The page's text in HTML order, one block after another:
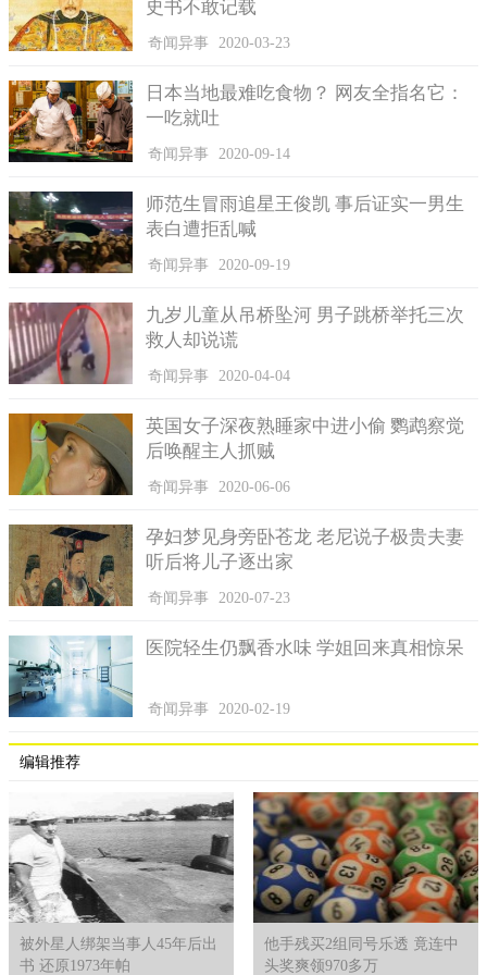
史书不敢记载
奇闻异事 2020-03-23
日本当地最难吃食物？ 网友全指名它：
一吃就吐
奇闻异事 2020-09-14
师范生冒雨追星王俊凯 事后证实一男生
表白遭拒乱喊
奇闻异事 2020-09-19
九岁儿童从吊桥坠河 男子跳桥举托三次
救人却说谎
奇闻异事 2020-04-04
英国女子深夜熟睡家中进小偷 鹦鹉察觉
后唤醒主人抓贼
奇闻异事 2020-06-06
孕妇梦见身旁卧苍龙 老尼说子极贵夫妻
听后将儿子逐出家
奇闻异事 2020-07-23
医院轻生仍飘香水味 学姐回来真相惊呆
奇闻异事 2020-02-19
编辑推荐
被外星人绑架当事人45年后出
书 还原1973年帕
他手残买2组同号乐透 竟连中
头奖爽领970多万